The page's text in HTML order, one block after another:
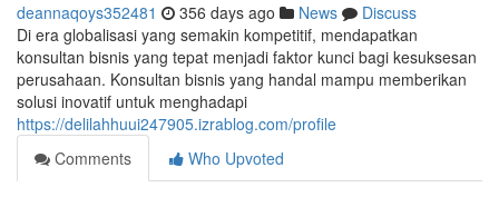
deannaqoys352481 356 days ago News
Discuss
Di era globalisasi yang semakin kompetitif, mendapatkan
konsultan bisnis yang tepat menjadi faktor kunci bagi kesuksesan
perusahaan. Konsultan bisnis yang handal mampu memberikan
solusi inovatif untuk menghadapi
https://delilahhuui247905.izrablog.com/profile
Comments
Who Upvoted